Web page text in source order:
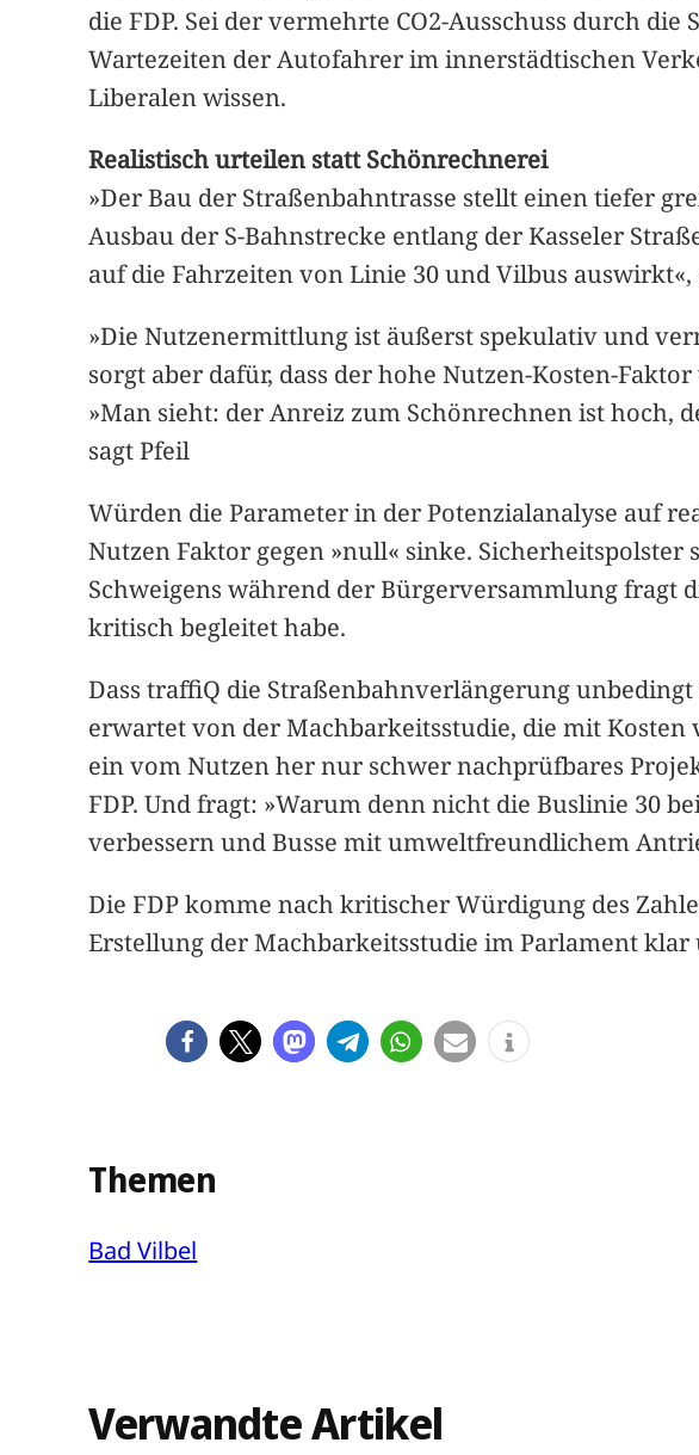
die FDP. Sei der vermehrte CO2-Ausschuss durch
Wartezeiten der Autofahrer im innerstädtischen
Liberalen wissen.
Realistisch urteilen statt Schönrechnerei
»Der Bau der Straßenbahntrasse stellt einen tiefer
Ausbau der S-Bahnstrecke entlang der Kasseler
auf die Fahrzeiten von Linie 30 und Vilbus
»Die Nutzenermittlung ist äußerst spekulativ und
sorgt aber dafür, dass der hohe Nutzen-Kosten-
»Man sieht: der Anreiz zum Schönrechnen ist hoch,
sagt Pfeil
Würden die Parameter in der Potenzialanalyse auf
Nutzen Faktor gegen »null« sinke.
Schweigens während der Bürgerversammlung fragt
kritisch begleitet habe.
Dass traffiQ die Straßenbahnverlängerung
erwartet von der Machbarkeitsstudie, die mit
ein vom Nutzen her nur schwer nachprüfbares
FDP. Und fragt: »Warum denn nicht die Buslinie 30
verbessern und Busse mit umweltfreundlichem
Die FDP komme nach kritischer Würdigung des
Erstellung der Machbarkeitsstudie im Parlament
Themen
Bad Vilbel
Verwandte Artikel